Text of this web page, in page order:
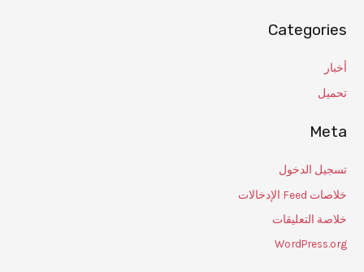
Categories
أخبار
تحميل
Meta
تسجيل الدخول
خلاصات Feed الإدخالات
خلاصة التعليقات
WordPress.org